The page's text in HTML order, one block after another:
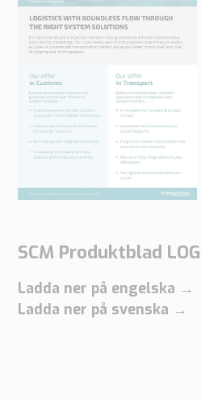
SCM Produktblad
Ladda ner på engelska →
Ladda ner på svenska →